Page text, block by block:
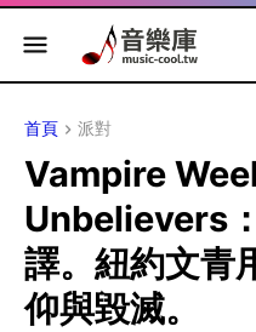
首頁 派對
Vampire
Unbelievers
譯。紐約文青
仰與毀滅。